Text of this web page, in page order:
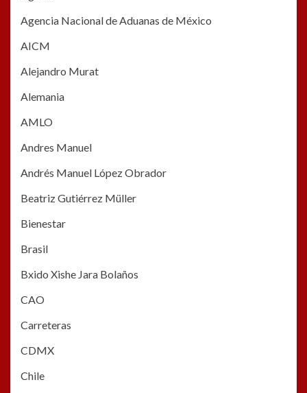
Agencia Nacional de Aduanas de México
AICM
Alejandro Murat
Alemania
AMLO
Andres Manuel
Andrés Manuel López Obrador
Beatriz Gutiérrez Müller
Bienestar
Brasil
Bxido Xishe Jara Bolaños
CAO
Carreteras
CDMX
Chile